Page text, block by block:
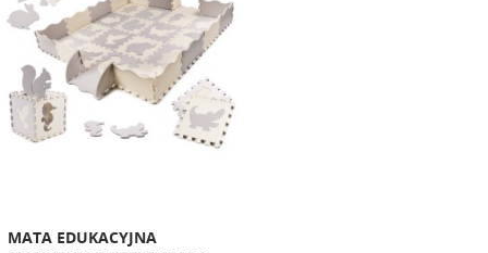
MATA EDUKACYJNA